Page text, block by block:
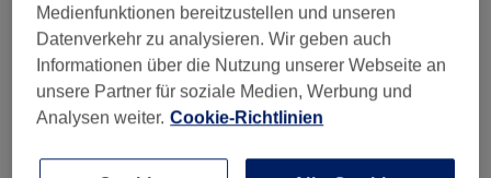
4,9
1397 Bewertungen
Bogenhausen, München
Auf Karte anzeigen
Damen - Glossing
30 Min.
35 €
Damen - Glossing & Föhnen
1 Std. 5 Min. - 1 Std. 15 Min.
Medienfunktionen bereitzustellen und unseren
Datenverkehr zu analysieren. Wir geben auch
Informationen über die Nutzung unserer Webseite an
unsere Partner für soziale Medien, Werbung und
Analysen weiter. Cookie-Richtlinien